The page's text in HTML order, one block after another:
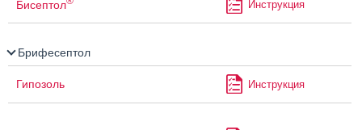
Бисептол Инструкция
Брифесептол
Гипозоль Инструкция